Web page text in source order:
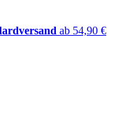
ab 54,90 €